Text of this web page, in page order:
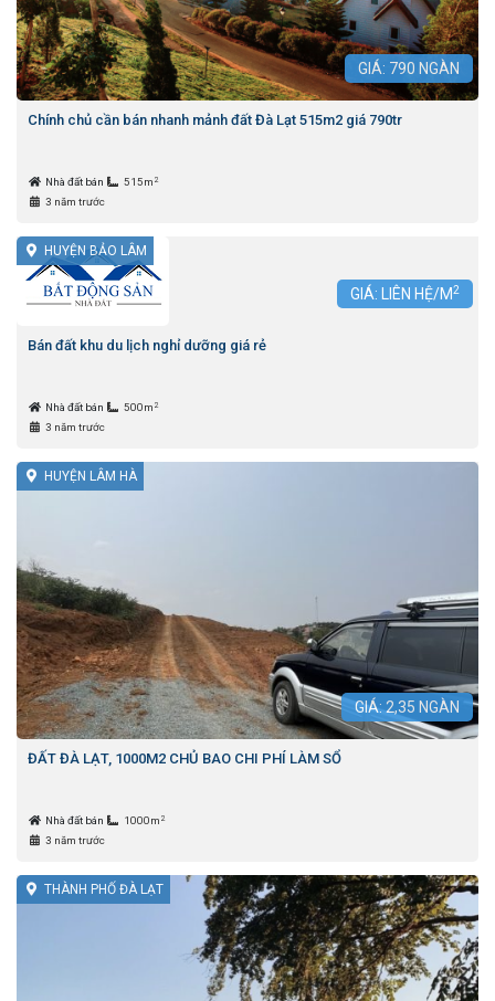
GIÁ: 790 NGÀN
Chính chủ cần bán nhanh mảnh đất Đà Lạt 515m2 giá 790tr
Nhà đất bán 515m 2
3 năm trước
HUYỆN BẢO LÂM
GIÁ: LIÊN HỆ/M2
Bán đất khu du lịch nghỉ dưỡng giá rẻ
Nhà đất bán 500m 2
3 năm trước
HUYỆN LÂM HÀ
GIÁ:2,35 NGÀN
ĐẤT ĐÀ LẠT, 1000M2 CHỦ BAO CHI PHÍ LÀM SỔ
Nhà đất bán 1000m 2
3 năm trước
THÀNH PHỐ ĐÀ LẠT